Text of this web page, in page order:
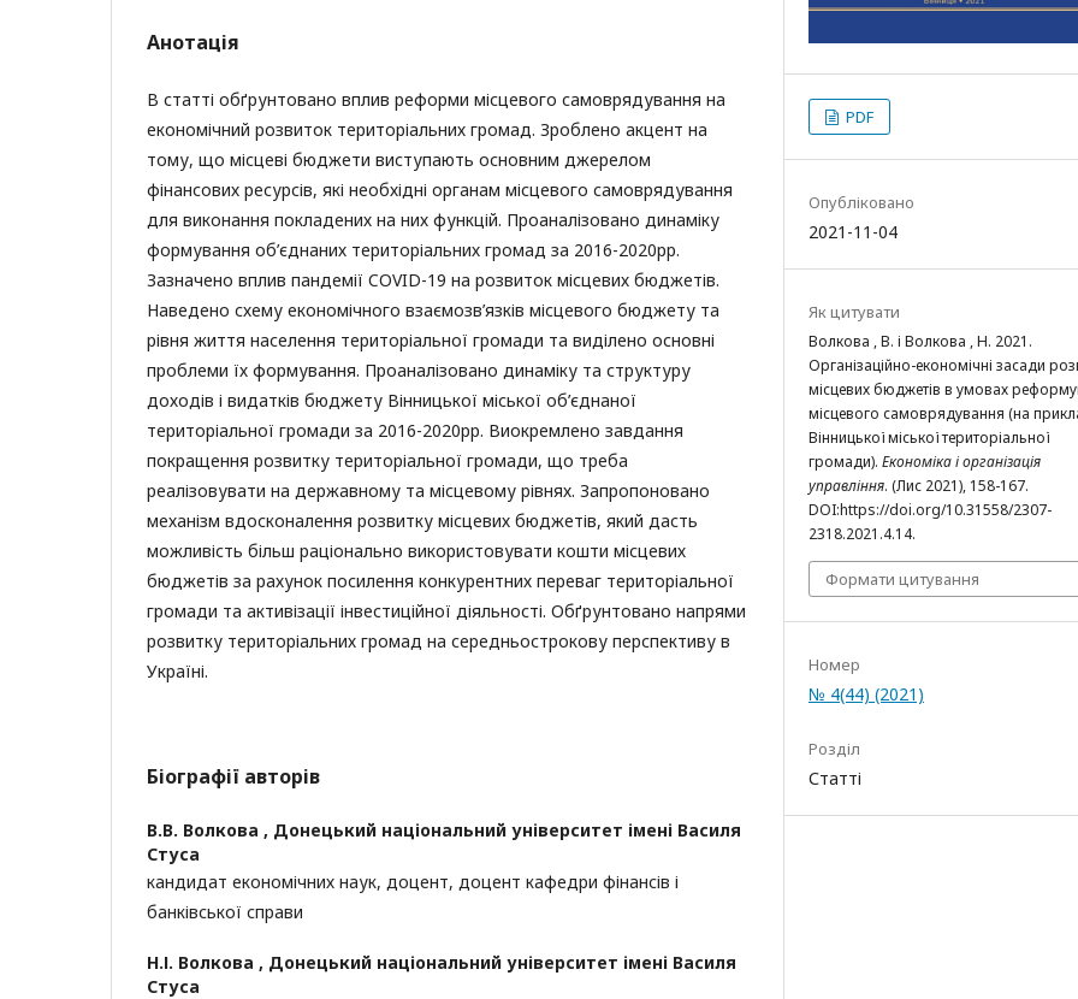
Анотація
В статті обґрунтовано вплив реформи місцевого самоврядування на
економічний розвиток територіальних громад. Зроблено акцент на
тому, що місцеві бюджети виступають основним джерелом
фінансових ресурсів, які необхідні органам місцевого самоврядування
для виконання покладених на них функцій. Проаналізовано динаміку
формування об’єднаних територіальних громад за 2016-2020рр.
Зазначено вплив пандемії COVID-19 на розвиток місцевих бюджетів.
Наведено схему економічного взаємозв’язків місцевого бюджету та
рівня життя населення територіальної громади та виділено основні
проблеми їх формування. Проаналізовано динаміку та структуру
доходів і видатків бюджету Вінницької міської об’єднаної
територіальної громади за 2016-2020рр. Виокремлено завдання
покращення розвитку територіальної громади, що треба
реалізовувати на державному та місцевому рівнях. Запропоновано
механізм вдосконалення розвитку місцевих бюджетів, який дасть
можливість більш раціонально використовувати кошти місцевих
бюджетів за рахунок посилення конкурентних переваг територіальної
громади та активізації інвестиційної діяльності. Обґрунтовано напрями
розвитку територіальних громад на середньострокову перспективу в
Україні.
Біографії авторів
В.В. Волкова , Донецький національний університет імені Василя
Стуса
кандидат економічних наук, доцент, доцент кафедри фінансів і
банківської справи
Н.І. Волкова , Донецький національний університет імені Василя
Стуса
PDF
Опубліковано
2021-11-04
Як цитувати
Волкова , В. і Волкова , Н. 2021.
Організаційно-економічні засади
місцевих бюджетів в умовах
місцевого самоврядування (на
Вінницької міської територіальної
громади). Економіка і організація
управління. (Лис 2021), 158-167.
DOI:https://doi.org/10.31558/2307-
2318.2021.4.14.
Формати цитування
Номер
№ 4(44) (2021)
Розділ
Статті